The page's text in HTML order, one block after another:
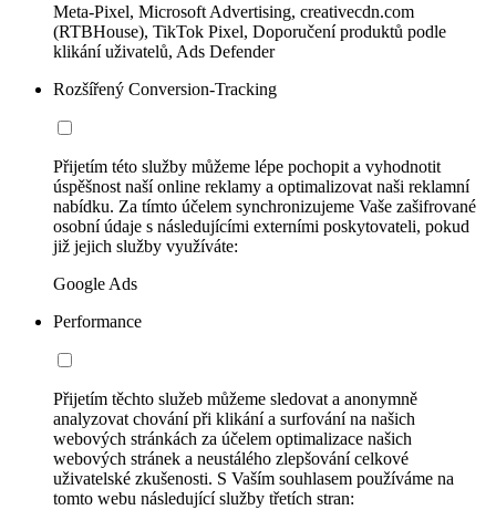
Meta-Pixel, Microsoft Advertising, creativecdn.com
(RTBHouse), TikTok Pixel, Doporučení produktů podle
klikání uživatelů, Ads Defender
Rozšířený Conversion-Tracking
Přijetím této služby můžeme lépe pochopit a vyhodnotit
úspěšnost naší online reklamy a optimalizovat naši reklamní
nabídku. Za tímto účelem synchronizujeme Vaše zašifrované
osobní údaje s následujícími externími poskytovateli, pokud
již jejich služby využíváte:
Google Ads
Performance
Přijetím těchto služeb můžeme sledovat a anonymně
analyzovat chování při klikání a surfování na našich
webových stránkách za účelem optimalizace našich
webových stránek a neustálého zlepšování celkové
uživatelské zkušenosti. S Vaším souhlasem používáme na
tomto webu následující služby třetích stran: